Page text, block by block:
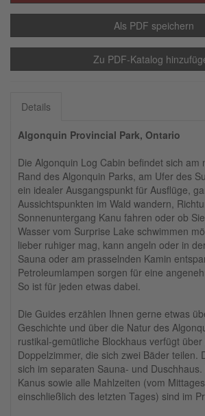
Als PDF speichern
Zu PDF-Katalog
Details
Algonquin Provincial Park, Ontario
Die Algonquin Log Cabin befindet sich am
Rand des Algonquin Parks, am Ufer des
ein idealer Ausgangspunkt für Ausflüge,
Aussichtspunkten im Wald wandern,
Sonnenuntergang Kanu fahren oder ob
Wasser vom Surprise Lake schwimmen
lieber ruhiger mag, kann angeln oder in
Sauna oder am prasselnden Kamin
Petroleumlampen sorgen für eine
So ist für jeden etwas dabei.
Die Guides erzählen Ihnen gerne etwas
Geschichte und über die Natur des
rustikal-gemütliche Blockhaus verfügt
Doppelzimmer, die sich zwei Bäder teilen.
sich im separaten Sauna- und
Kanus sowie alle Mahlzeiten (vom
einschließlich des letzten Tages) sind im